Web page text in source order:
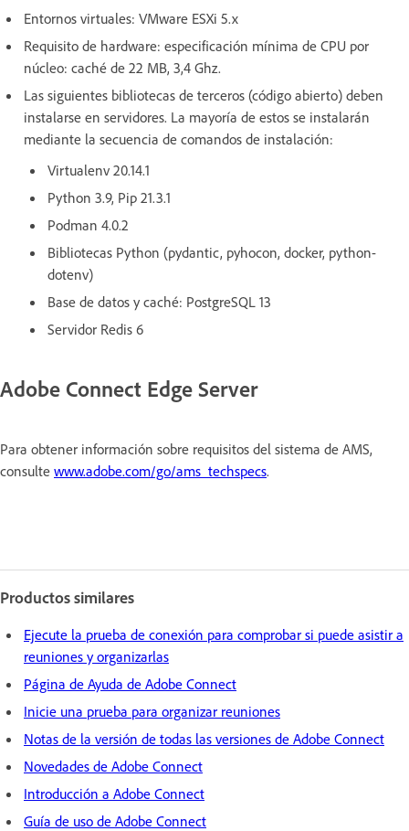
Entornos virtuales: VMware ESXi 5.x
Requisito de hardware: especificación mínima de CPU por
núcleo: caché de 22 MB, 3,4 Ghz.
Las siguientes bibliotecas de terceros (código abierto) deben
instalarse en servidores. La mayoría de estos se instalarán
mediante la secuencia de comandos de instalación:
Virtualenv 20.14.1
Python 3.9, Pip 21.3.1
Podman 4.0.2
Bibliotecas Python (pydantic, pyhocon, docker, python-
dotenv)
Base de datos y caché: PostgreSQL 13
Servidor Redis 6
Adobe Connect Edge Server
Para obtener información sobre requisitos del sistema de AMS,
consulte www.adobe.com/go/ams_techspecs.
Productos similares
Ejecute la prueba de conexión para comprobar si puede asistir a
reuniones y organizarlas
Página de Ayuda de Adobe Connect
Inicie una prueba para organizar reuniones
Notas de la versión de todas las versiones de Adobe Connect
Novedades de Adobe Connect
Introducción a Adobe Connect
Guía de uso de Adobe Connect